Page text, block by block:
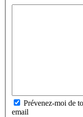
Prévenez-moi de
email